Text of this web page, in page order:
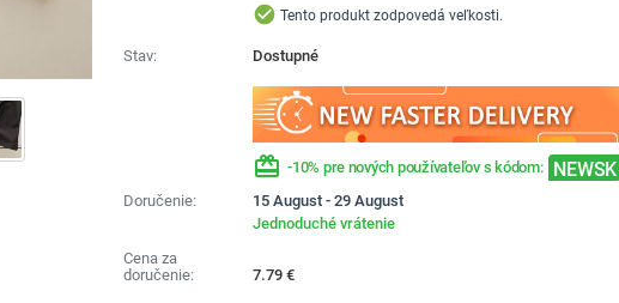
check_circle Tento produkt zodpovedá veľkosti.
Stav: Dostupné
redeem -10% pre nových používateľov s kódom: NEWSK
Doručenie:
15 August - 29 August
Jednoduché vrátenie
Cena za
doručenie:
7.79€